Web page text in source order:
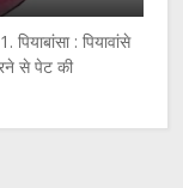
: पियावांसे
से पेट की